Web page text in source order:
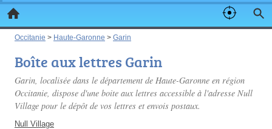
Occitanie > Haute-Garonne > Garin
Boîte aux lettres Garin
Garin, localisée dans le département de Haute-Garonne en région
Occitanie, dispose d'une boite aux lettres accessible à l'adresse Null
Village pour le dépôt de vos lettres et envois postaux.
Null Village